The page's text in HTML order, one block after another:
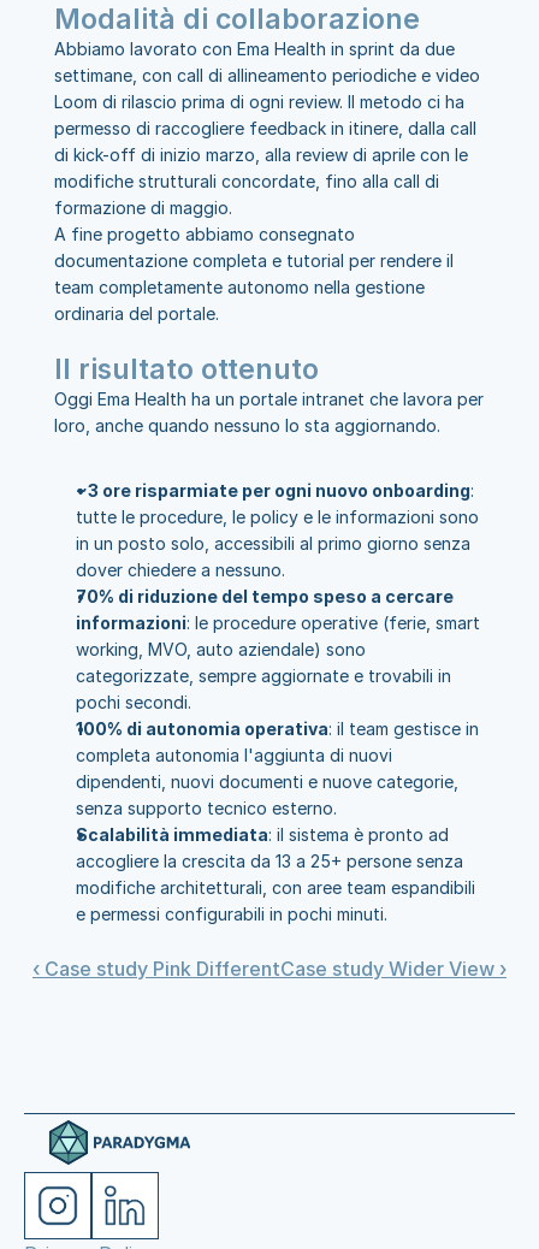
Modalità di collaborazione
Abbiamo lavorato con Ema Health in sprint da due
settimane, con call di allineamento periodiche e video
Loom di rilascio prima di ogni review. Il metodo ci ha
permesso di raccogliere feedback in itinere, dalla call
di kick-off di inizio marzo, alla review di aprile con le
modifiche strutturali concordate, fino alla call di
formazione di maggio.
A fine progetto abbiamo consegnato
documentazione completa e tutorial per rendere il
team completamente autonomo nella gestione
ordinaria del portale.
Il risultato ottenuto
Oggi Ema Health ha un portale intranet che lavora per
loro, anche quando nessuno lo sta aggiornando.
~3 ore risparmiate per ogni nuovo onboarding:
tutte le procedure, le policy e le informazioni sono
in un posto solo, accessibili al primo giorno senza
dover chiedere a nessuno.
70% di riduzione del tempo speso a cercare
informazioni: le procedure operative (ferie, smart
working, MVO, auto aziendale) sono
categorizzate, sempre aggiornate e trovabili in
pochi secondi.
100% di autonomia operativa: il team gestisce in
completa autonomia l'aggiunta di nuovi
dipendenti, nuovi documenti e nuove categorie,
senza supporto tecnico esterno.
Scalabilità immediata: il sistema è pronto ad
accogliere la crescita da 13 a 25+ persone senza
modifiche architetturali, con aree team espandibili
e permessi configurabili in pochi minuti.
‹ Case study Pink DifferentCase study Wider View ›